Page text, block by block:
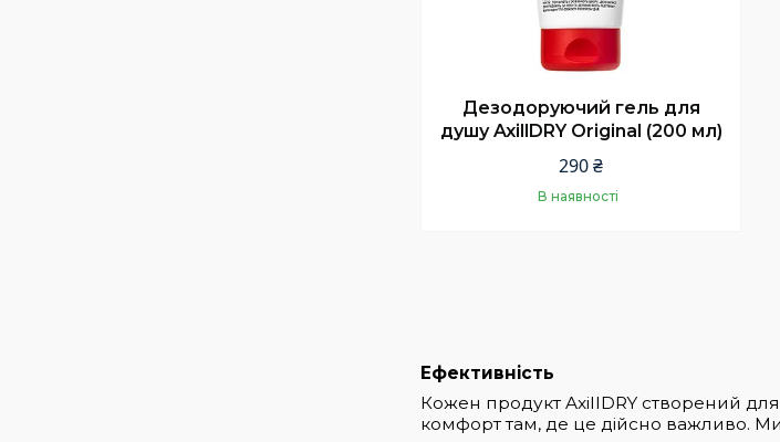
Дезодоруючий гель для
душу AxillDRY Original (200 мл)
290 ₴
В наявності
Ефективність
Кожен продукт AxillDRY створений для
комфорт там, де це дійсно важливо.